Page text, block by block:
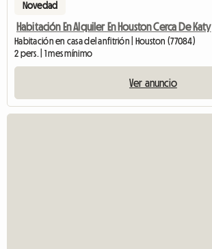
Novedad
Habitación En Alquiler En Houston Cerca De Katy
Habitación en casa del anfitrión | Houston (77084)
2 pers. | 1 mes mínimo
Ver anuncio